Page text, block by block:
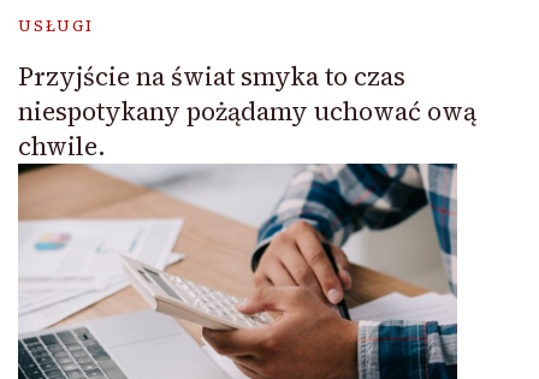
USŁUGI
Przyjście na świat smyka to czas
niespotykany pożądamy uchować ową
chwile.